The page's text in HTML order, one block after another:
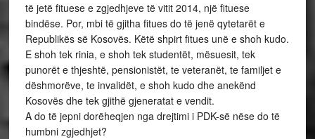
të jetë fituese e zgjedhjeve të vitit 2014, një fituese
bindëse. Por, mbi të gjitha fitues do të jenë qytetarët e
Republikës së Kosovës. Këtë shpirt fitues unë e shoh kudo.
E shoh tek rinia, e shoh tek studentët, mësuesit, tek
punorët e thjeshtë, pensionistët, te veteranët, te familjet e
dëshmorëve, te invalidët, e shoh kudo dhe anekënd
Kosovës dhe tek gjithë gjeneratat e vendit.
A do të jepni dorëheqjen nga drejtimi i PDK-së nëse do të
humbni zgjedhjet?